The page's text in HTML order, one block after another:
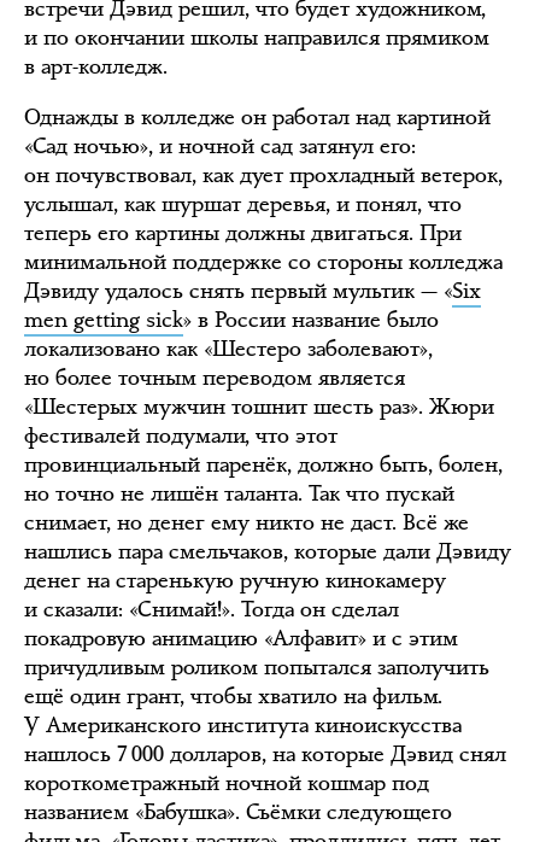
встречи Дэвид решил, что будет художником,
и по окончании школы направился прямиком
в арт-колледж.
Однажды в колледже он работал над картиной
«Сад ночью», и ночной сад затянул его:
он почувствовал, как дует прохладный ветерок,
услышал, как шуршат деревья, и понял, что
теперь его картины должны двигаться. При
минимальной поддержке со стороны колледжа
Дэвиду удалось снять первый мультик — «Six
men getting sick» в России название было
локализовано как «Шестеро заболевают»,
но более точным переводом является
«Шестерых мужчин тошнит шесть раз». Жюри
фестивалей подумали, что этот
провинциальный паренёк, должно быть, болен,
но точно не лишён таланта. Так что пускай
снимает, но денег ему никто не даст. Всё же
нашлись пара смельчаков, которые дали Дэвиду
денег на старенькую ручную кинокамеру
и сказали: «Снимай!». Тогда он сделал
покадровую анимацию «Алфавит» и с этим
причудливым роликом попытался заполучить
ещё один грант, чтобы хватило на фильм.
У Американского института киноискусства
нашлось 7 000 долларов, на которые Дэвид снял
короткометражный ночной кошмар под
названием «Бабушка». Съёмки следующего